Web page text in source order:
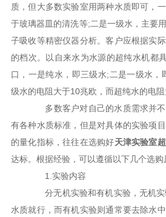
质，但大多数实验室用两种水质即可，
于玻璃器皿的清洗等;二是一级水，主要
子吸收等精密仪器分析。客户应根据实
的档次。以自来水为水源的超纯水机都
口，一是纯水，即三级水;二是一级水，
级水的电阻大于10兆欧，而超纯水的电阻
多数客户对自己的水质需求并不
有各种水质标准，但是对具体的实验项
的量化指标，往往在选购好天津实验室
达标。根据经验，可以遵循以下几个选购
1.实验内容
分无机实验和有机实验，无机实
水质就行，而有机实验则通常要去除水